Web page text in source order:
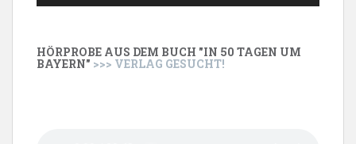
HÖRPROBE AUS DEM BUCH "IN 50 TAGEN UM
BAYERN" >>> VERLAG GESUCHT!